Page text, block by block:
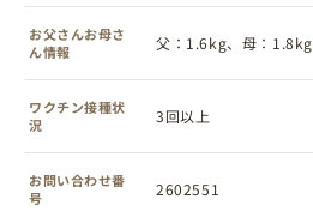
お父さんお母さ
ん情報
父：1.6kg、母：1.8kg
ワクチン接種状
況
3回以上
お問い合わせ番
号
2602551